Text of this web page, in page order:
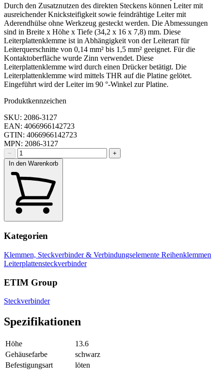
Durch den Zusatznutzen des direkten Steckens können Leiter mit
ausreichender Knicksteifigkeit sowie feindrähtige Leiter mit
Aderendhülse ohne Werkzeug gesteckt werden. Die Abmessungen
sind in Breite x Höhe x Tiefe (34,2 x 16 x 7,8) mm. Diese
Leiterplattenklemme ist in Abhängigkeit von der Leiterart für
Leiterquerschnitte von 0,14 mm² bis 1,5 mm² geeignet. Für die
Kontaktoberfläche wurde Zinn verwendet. Diese
Leiterplattenklemme wird durch einen Drücker betätigt. Die
Leiterplattenklemme wird mittels THR auf die Platine gelötet.
Eingeführt wird der Leiter im 90 °-Winkel zur Platine.
Produktkennzeichen
SKU: 2086-3127
EAN: 4066966142723
GTIN: 4066966142723
MPN: 2086-3127
−
+
In den Warenkorb
Kategorien
Klemmen, Steckverbinder & Verbindungselemente Reihenklemmen
Leiterplattensteckverbinder
ETIM Group
Steckverbinder
Spezifikationen
Höhe
13.6
Gehäusefarbe
schwarz
Befestigungsart
löten